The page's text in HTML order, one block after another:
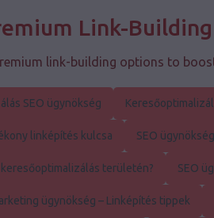
Link-
link-building options to
SEO ügynökség
linképítés kulcsa SEO
területén? SEO
ügynökség – Linképítés tippek